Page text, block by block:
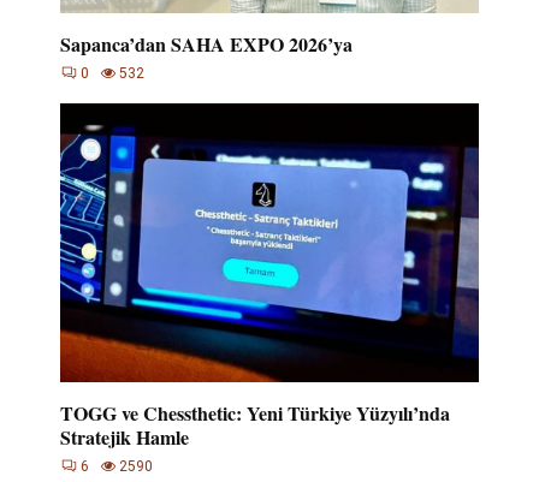
Sapanca’dan SAHA EXPO 2026’ya
0 532
TOGG ve Chessthetic: Yeni Türkiye Yüzyılı’nda
Stratejik Hamle
6 2590